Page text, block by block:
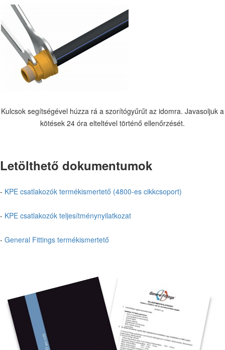
Kulcsok segítségével húzza rá a szorítógyűrűt az idomra. Javasoljuk a
kötések 24 óra elteltével történő ellenőrzését.
Letölthető dokumentumok
- KPE csatlakozók termékismertető (4800-es cikkcsoport)
- KPE csatlakozók teljesítménynyilatkozat
- General Fittings termékismertető